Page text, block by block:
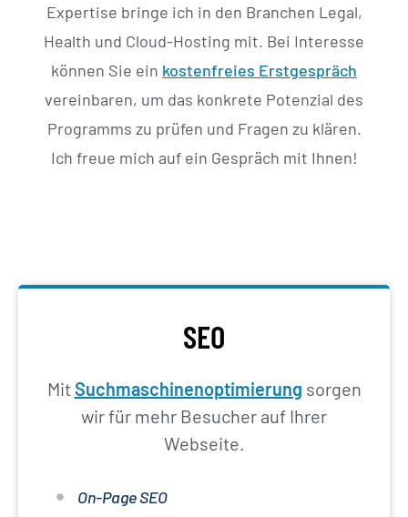
Expertise bringe ich in den Branchen Legal,
Health und Cloud-Hosting mit. Bei Interesse
können Sie ein kostenfreies Erstgespräch
vereinbaren, um das konkrete Potenzial des
Programms zu prüfen und Fragen zu klären.
Ich freue mich auf ein Gespräch mit Ihnen!
SEO
Mit Suchmaschinenoptimierung sorgen
wir für mehr Besucher auf Ihrer
Webseite.
On-Page SEO